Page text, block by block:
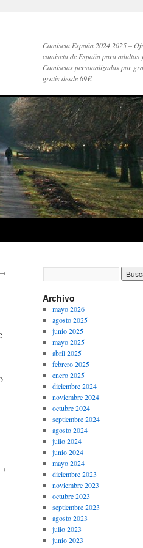
Camiseta España 2024 2025 –
camiseta de España para adultos
Camisetas personalizadas por
gratis desde 69€.
→
→
Archivo
mayo 2026
agosto 2025
junio 2025
mayo 2025
abril 2025
febrero 2025
enero 2025
diciembre 2024
noviembre 2024
octubre 2024
septiembre 2024
agosto 2024
julio 2024
junio 2024
mayo 2024
diciembre 2023
noviembre 2023
octubre 2023
septiembre 2023
agosto 2023
julio 2023
junio 2023